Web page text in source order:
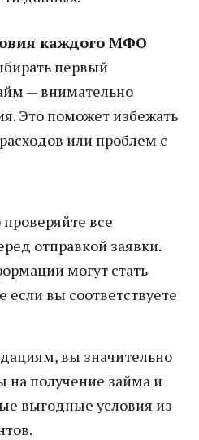
каждого МФО
первый
— внимательно
Это поможет избежать
или проблем с
все
отправкой заявки.
могут стать
если вы соответствуете
вы значительно
на получение займа и
выгодные условия из